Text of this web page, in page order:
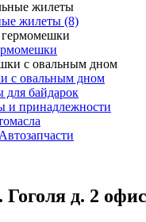
жилеты (8)
с овальным дном
для байдарок
и принадлежности
Автозапчасти
д. 2